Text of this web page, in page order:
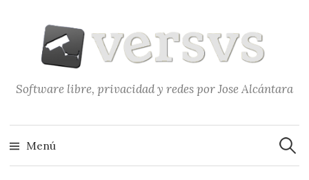
contenido
Software libre, privacidad y redes por Jose Alcántara
Menú